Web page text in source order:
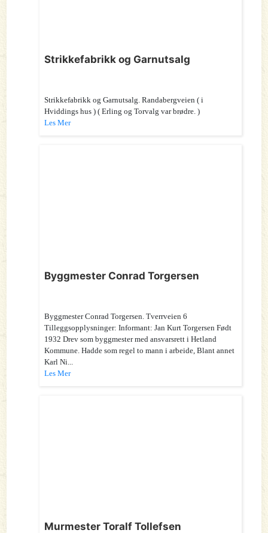
Strikkefabrikk og Garnutsalg
Strikkefabrikk og Garnutsalg. Randabergveien ( i
Hviddings hus ) ( Erling og Torvalg var brødre. )
Les Mer
Byggmester Conrad Torgersen
Byggmester Conrad Torgersen. Tverrveien 6
Tilleggsopplysninger: Informant: Jan Kurt Torgersen Født
1932 Drev som byggmester med ansvarsrett i Hetland
Kommune. Hadde som regel to mann i arbeide, Blant annet
Karl Ni...
Les Mer
Murmester Toralf Tollefsen